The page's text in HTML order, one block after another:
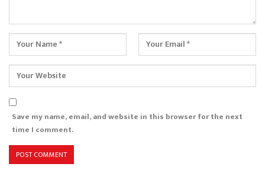
Save my name, email, and website in this browser for the next
time I comment.